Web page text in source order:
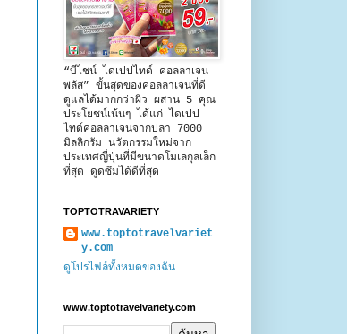
“บีไชน์ ไดเปปไทด์ คอลลาเจน
พลัส” ขั้นสุดของคอลลาเจนที่ดี
ดูแลได้มากกว่าผิว ผสาน 5 คุณ
ประโยชน์เน้นๆ ได้แก่ ไดเปป
ไทด์คอลลาเจนจากปลา 7000
มิลลิกรัม นวัตกรรมใหม่จาก
ประเทศญี่ปุ่นที่มีขนาดโมเลกุลเล็ก
ที่สุด ดูดซึมได้ดีที่สุด
TOPTOTRAVARIETY
www.toptotravelvariet
y.com
ดูโปรไฟล์ทั้งหมดของฉัน
www.toptotravelvariety.com